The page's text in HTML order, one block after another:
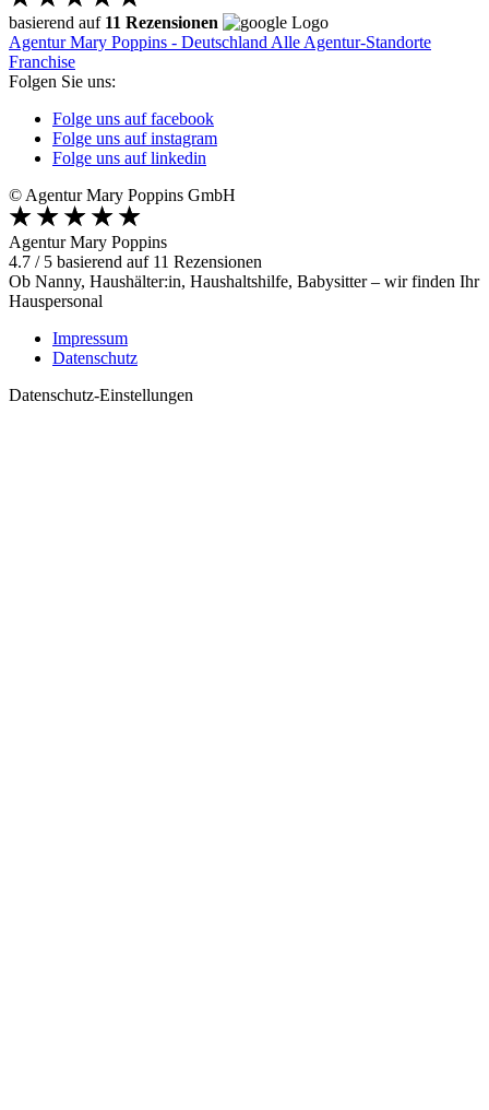
basierend auf 11 Rezensionen
Agentur Mary Poppins - Deutschland Alle Agentur-Standorte
Franchise
Folgen Sie uns:
Folge uns auf facebook
Folge uns auf instagram
Folge uns auf linkedin
© Agentur Mary Poppins GmbH
Agentur Mary Poppins
4.7 / 5 basierend auf 11 Rezensionen
Ob Nanny, Haushälter:in, Haushaltshilfe, Babysitter – wir finden Ihr
Hauspersonal
Impressum
Datenschutz
Datenschutz-Einstellungen